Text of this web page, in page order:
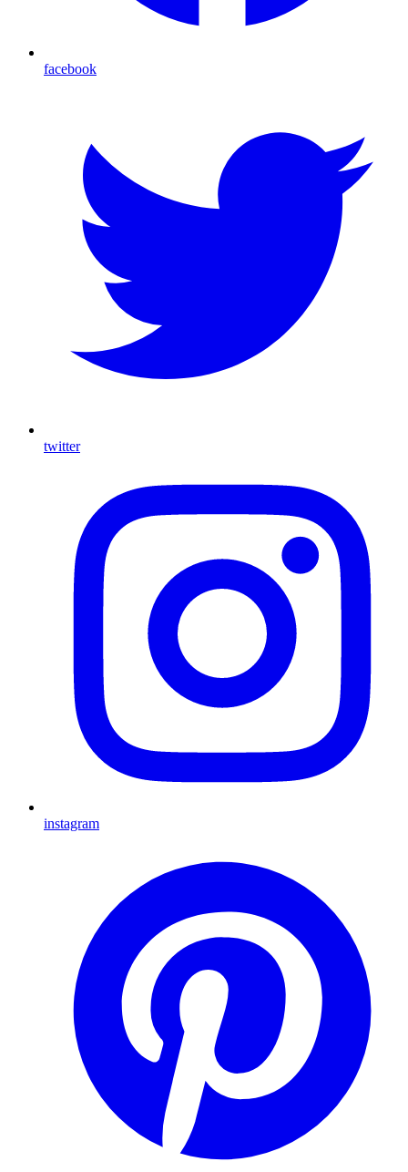
facebook
twitter
instagram